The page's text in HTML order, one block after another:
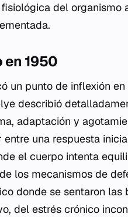
del organismo
1950
un punto de inflexión
describió
adaptación y
una respuesta
el cuerpo intenta
los mecanismos de
donde se sentaron
del estrés crónico